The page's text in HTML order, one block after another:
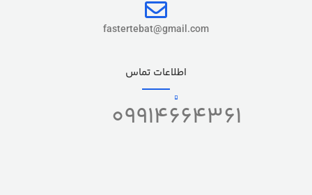
fastertebat@gmail.com
اطلاعات تماس
09914664361